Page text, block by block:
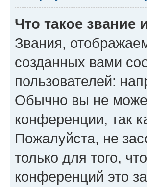
Что такое звание
Звания,
созданных вами
пользователей:
Обычно вы не
конференции, так
Пожалуйста, не
только для того,
конференций это